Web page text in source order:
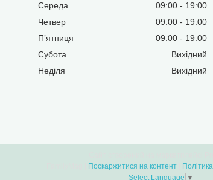
Середа
09:00
19:00
Четвер
09:00
19:00
Пʼятниця
09:00
19:00
Субота
Вихідний
Неділя
Вихідний
Поскаржитися на контент
Select Language ▼